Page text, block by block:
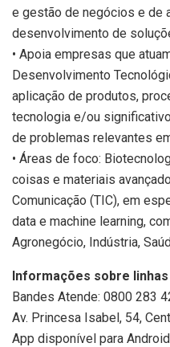
e gestão de negócios e de
desenvolvimento de
• Apoia empresas que
Desenvolvimento
aplicação de produtos,
tecnologia e/ou
de problemas relevantes
• Áreas de foco:
coisas e materiais
Comunicação (TIC), em
data e machine learning,
Agronegócio, Indústria,
Informações sobre
Bandes Atende: 0800 283
Av. Princesa Isabel, 54,
App disponível para